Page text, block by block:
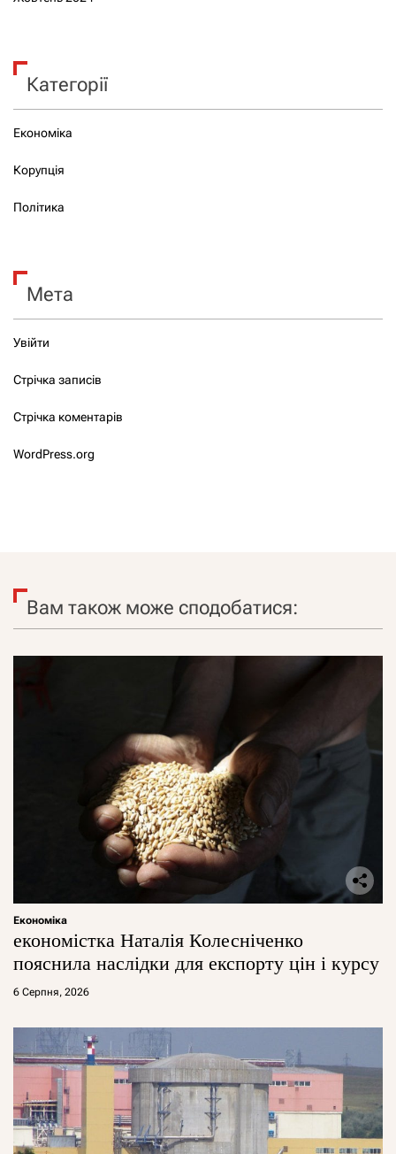
Категорії
Економіка
Корупція
Політика
Мета
Увійти
Стрічка записів
Стрічка коментарів
WordPress.org
Вам також може сподобатися:
Економіка
економістка Наталія Колесніченко
пояснила наслідки для експорту цін і курсу
6 Серпня, 2026